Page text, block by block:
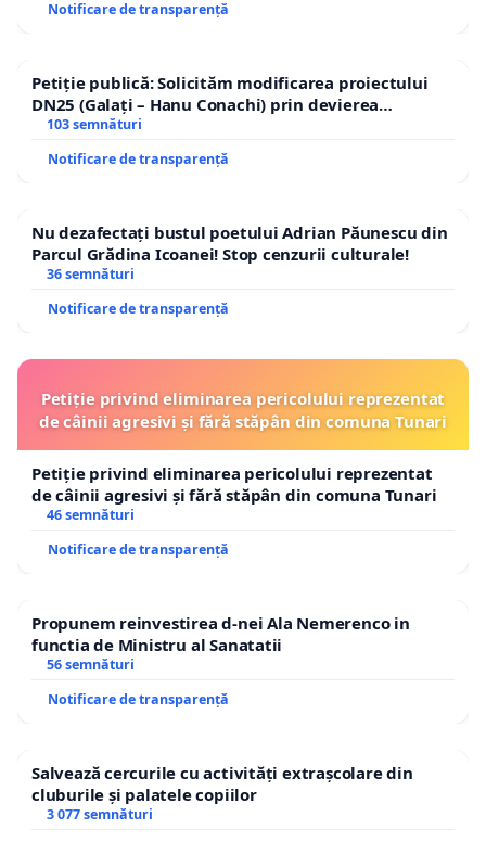
Notificare de transparență
Petiție publică: Solicităm modificarea proiectului
DN25 (Galați – Hanu Conachi) prin devierea
traseului în afara localităților!
103 semnături
Notificare de transparență
Nu dezafectați bustul poetului Adrian Păunescu din
Parcul Grădina Icoanei! Stop cenzurii culturale!
36 semnături
Notificare de transparență
Petiție privind eliminarea pericolului reprezentat
de câinii agresivi și fără stăpân din comuna Tunari
Petiție privind eliminarea pericolului reprezentat
de câinii agresivi și fără stăpân din comuna Tunari
46 semnături
Notificare de transparență
Propunem reinvestirea d-nei Ala Nemerenco in
functia de Ministru al Sanatatii
56 semnături
Notificare de transparență
Salvează cercurile cu activități extrașcolare din
cluburile și palatele copiilor
3 077 semnături